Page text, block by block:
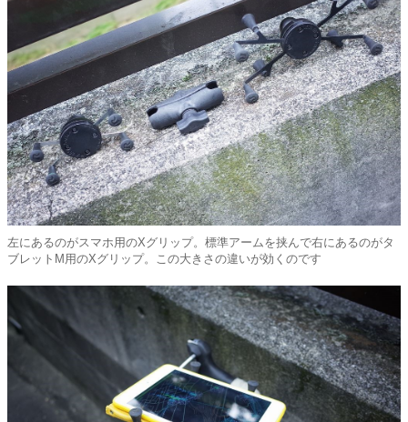
左にあるのがスマホ用のXグリップ。標準アームを挟んで右にあるのがタ
ブレットM用のXグリップ。この大きさの違いが効くのです